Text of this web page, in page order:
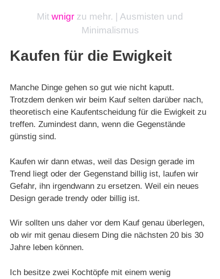
Mit wnigr zu mehr. | Ausmisten und
Minimalismus
Kaufen für die Ewigkeit
Manche Dinge gehen so gut wie nicht kaputt.
Trotzdem denken wir beim Kauf selten darüber nach,
theoretisch eine Kaufentscheidung für die Ewigkeit zu
treffen. Zumindest dann, wenn die Gegenstände
günstig sind.
Kaufen wir dann etwas, weil das Design gerade im
Trend liegt oder der Gegenstand billig ist, laufen wir
Gefahr, ihn irgendwann zu ersetzen. Weil ein neues
Design gerade trendy oder billig ist.
Wir sollten uns daher vor dem Kauf genau überlegen,
ob wir mit genau diesem Ding die nächsten 20 bis 30
Jahre leben können.
Ich besitze zwei Kochtöpfe mit einem wenig